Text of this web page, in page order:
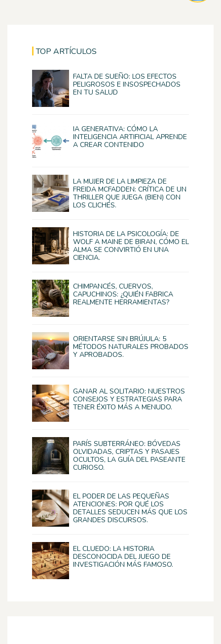
TOP ARTÍCULOS
FALTA DE SUEÑO: LOS EFECTOS
PELIGROSOS E INSOSPECHADOS
EN TU SALUD
IA GENERATIVA: CÓMO LA
INTELIGENCIA ARTIFICIAL APRENDE
A CREAR CONTENIDO
LA MUJER DE LA LIMPIEZA DE
FREIDA MCFADDEN: CRÍTICA DE UN
THRILLER QUE JUEGA (BIEN) CON
LOS CLICHÉS.
HISTORIA DE LA PSICOLOGÍA: DE
WOLF A MAINE DE BIRAN, CÓMO EL
ALMA SE CONVIRTIÓ EN UNA
CIENCIA.
CHIMPANCÉS, CUERVOS,
CAPUCHINOS: ¿QUIÉN FABRICA
REALMENTE HERRAMIENTAS?
ORIENTARSE SIN BRÚJULA: 5
MÉTODOS NATURALES PROBADOS
Y APROBADOS.
GANAR AL SOLITARIO: NUESTROS
CONSEJOS Y ESTRATEGIAS PARA
TENER ÉXITO MÁS A MENUDO.
PARÍS SUBTERRÁNEO: BÓVEDAS
OLVIDADAS, CRIPTAS Y PASAJES
OCULTOS, LA GUÍA DEL PASEANTE
CURIOSO.
EL PODER DE LAS PEQUEÑAS
ATENCIONES: POR QUÉ LOS
DETALLES SEDUCEN MÁS QUE LOS
GRANDES DISCURSOS.
EL CLUEDO: LA HISTORIA
DESCONOCIDA DEL JUEGO DE
INVESTIGACIÓN MÁS FAMOSO.